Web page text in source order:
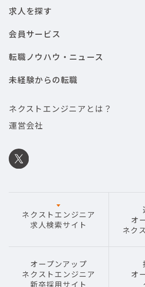
求人を探す
会員サービス
転職ノウハウ・ニュース
未経験からの転職
ネクストエンジニアとは？
運営会社
ネクストエンジニア
求人検索サイト
オ
ネク
オープンアップ
ネクストエンジニア
新卒採用サイト
オ